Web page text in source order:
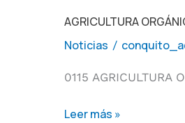
AGRICULTURA
Noticias /
0115 AGRICULTURA
AGRICULTURA
ORGÁNICA
Leer más »